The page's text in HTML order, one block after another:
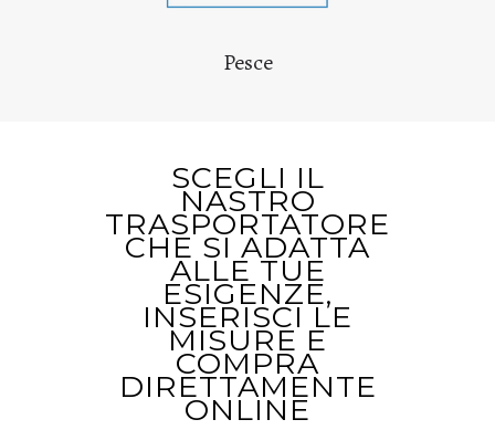
Pesce
SCEGLI IL
NASTRO
TRASPORTATORE
CHE SI ADATTA
ALLE TUE
ESIGENZE,
INSERISCI LE
MISURE E
COMPRA
DIRETTAMENTE
ONLINE